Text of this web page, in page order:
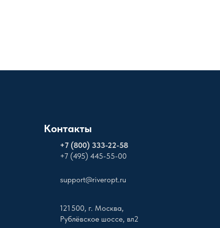
Контакты
+7 (800) 333-22-58
+7 (495) 445-55-00
support@riveropt.ru
121 500, г. Москва,
Рублёвское шоссе, вл2